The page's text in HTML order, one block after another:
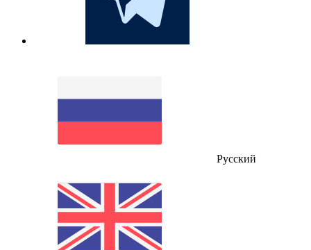
Русский